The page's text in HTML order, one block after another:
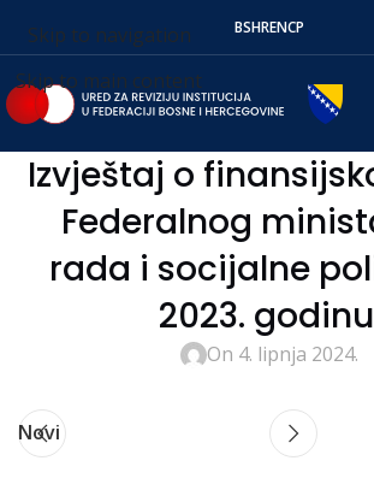
Skip to navigation
Skip to main content
BSHRENСР
Izvještaj o
Federalnog
rada i socijalne
2023.
On 4. lipnja 2024.
Novi